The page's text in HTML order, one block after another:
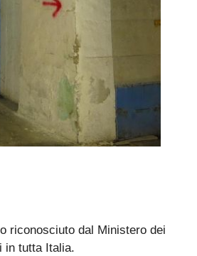
riconosciuto dal Ministero dei
in tutta Italia.